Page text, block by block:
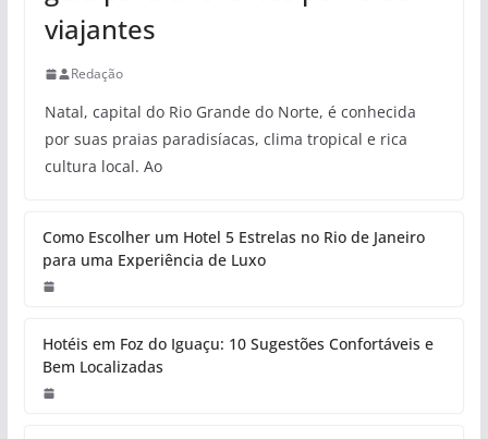
viajantes
Redação
Natal, capital do Rio Grande do Norte, é conhecida
por suas praias paradisíacas, clima tropical e rica
cultura local. Ao
Como Escolher um Hotel 5 Estrelas no Rio de Janeiro
para uma Experiência de Luxo
Hotéis em Foz do Iguaçu: 10 Sugestões Confortáveis e
Bem Localizadas